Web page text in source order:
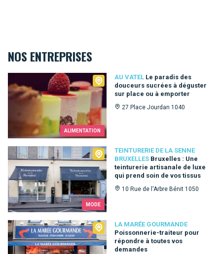
NOS ENTREPRISES
ALIMENTATION
AU VATEL Le paradis des
douceurs sucrées à déguster
sur place ou à emporter
27 Place Jourdan 1040
MODE
TEINTURERIE DE LA SENNE
BRUXELLES Bruxelles : Une
teinturerie artisanale de luxe
qui prend soin de vos tissus
10 Rue de l'Arbre Bénit 1050
Teinturerie de la Senne Bruxelles
LA MARÉE GOURMANDE
Poissonnerie-traiteur pour
répondre à toutes vos
demandes
La Marée Gourmande